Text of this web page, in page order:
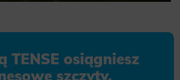
TENSE osiągniesz
szczyty.